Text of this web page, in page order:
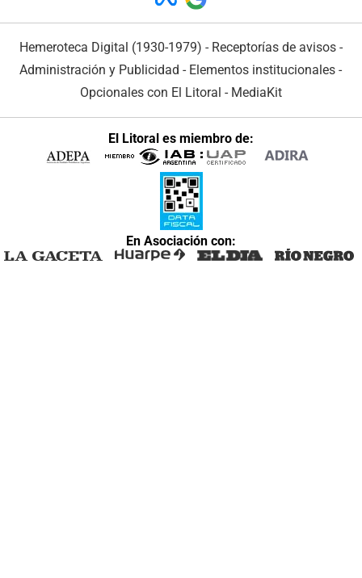
Hemeroteca Digital (1930-1979) - Receptorías de avisos -
Administración y Publicidad - Elementos institucionales -
Opcionales con El Litoral - MediaKit
El Litoral es miembro de:
En Asociación con: